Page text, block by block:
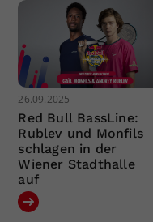
26.09.2025
Red Bull BassLine:
Rublev und Monfils
schlagen in der
Wiener Stadthalle
auf